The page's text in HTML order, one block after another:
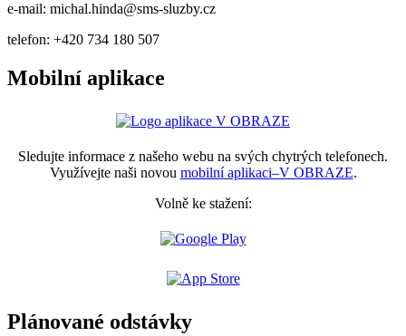
e-mail: michal.hinda@sms-sluzby.cz
telefon: +420 734 180 507
Mobilní aplikace
Sledujte informace z našeho webu na svých chytrých telefonech.
Využívejte naši novou mobilní aplikaci–V OBRAZE.
Volně ke stažení:
Plánované odstávky